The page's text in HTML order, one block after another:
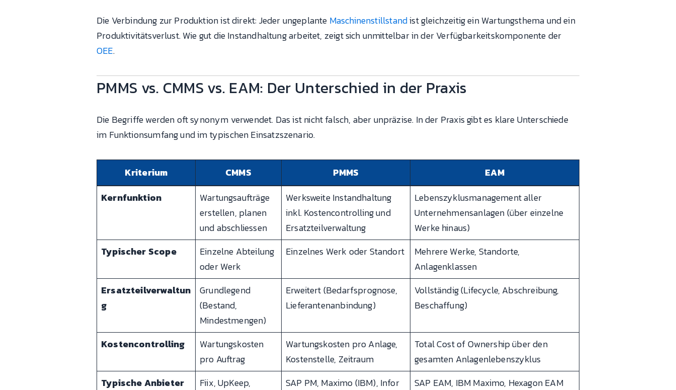
Die Verbindung zur Produktion ist direkt: Jeder ungeplante Maschinenstillstandist gleichzeitig ein Wartungsthema und ein
Produktivitätsverlust. Wie gut die Instandhaltung arbeitet, zeigt sich unmittelbar in der Verfügbarkeitskomponente der
OEE.
PMMS vs. CMMS vs. EAM: Der Unterschied in der Praxis
Die Begriffe werden oft synonym verwendet. Das ist nicht falsch, aber unpräzise. In der Praxis gibt es klare Unterschiede
im Funktionsumfang und im typischen Einsatzszenario.
Kriterium CMMS PMMS
EAM
Kernfunktion
Wartungsaufträge
erstellen, planen
und abschliessen
Werksweite Instandhaltung
inkl. Kostencontrolling und
Ersatzteilverwaltung
Lebenszyklusmanagement aller
Unternehmensanlagen (über einzelne
Werke hinaus)
Typischer Scope
Einzelne Abteilung
oder Werk
Einzelnes Werk oder Standort
Mehrere Werke, Standorte,
Anlagenklassen
Ersatzteilverwaltun
g
Grundlegend
(Bestand,
Mindestmengen)
Erweitert (Bedarfsprognose,
Lieferantenanbindung)
Vollständig (Lifecycle, Abschreibung,
Beschaffung)
Kostencontrolling
Wartungskosten
pro Auftrag
Wartungskosten pro Anlage,
Kostenstelle, Zeitraum
Total Cost of Ownership über den
gesamten Anlagenlebenszyklus
Typische Anbieter
Fiix, UpKeep,
SAP PM, Maximo (IBM), Infor
SAP EAM, IBM Maximo, Hexagon EAM